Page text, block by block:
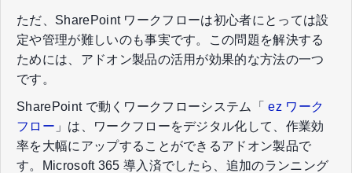
ただ、SharePoint ワークフローは初心者にとっては設
定や管理が難しいのも事実です。この問題を解決する
ためには、アドオン製品の活用が効果的な方法の一つ
です。
SharePoint で動くワークフローシステム「ez ワーク
フロー 」は、ワークフローをデジタル化して、作業効
率を大幅にアップすることができるアドオン製品で
す。Microsoft 365 導入済でしたら、追加のランニング